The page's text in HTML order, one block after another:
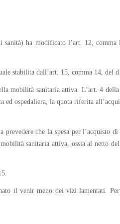
sanità) ha modificato l’art. 12,
stabilita dall’art. 15, comma 14, del
mobilità sanitaria attiva. L’art. 4
ed ospedaliera, la quota riferita
che la spesa per l’acquisto di
sanitaria attiva, ossia al netto
il venir meno dei vizi lamentati.